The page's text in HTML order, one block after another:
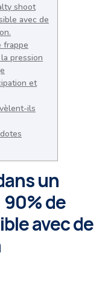
shoot
avec de
frappe
pression
et
ils
un
de
avec de